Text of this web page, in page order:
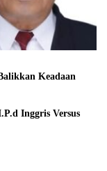
Keadaan
Inggris Versus